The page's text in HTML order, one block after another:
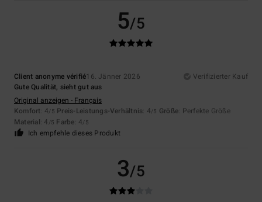
5/5
Client anonyme vérifié16. Jänner 2026
Verifizierter Kauf
Gute Qualität, sieht gut aus
Original anzeigen - Français
Komfort: 4/5 Preis-Leistungs-Verhältnis: 4/5 Größe: Perfekte Größe
Material: 4 /5 Farbe: 4/5
Ich empfehle dieses Produkt
3/5